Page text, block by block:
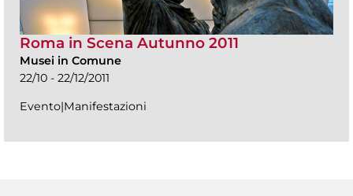
Roma in Scena Autunno 2011
Musei in Comune
22/10 - 22/12/2011
Evento|Manifestazioni